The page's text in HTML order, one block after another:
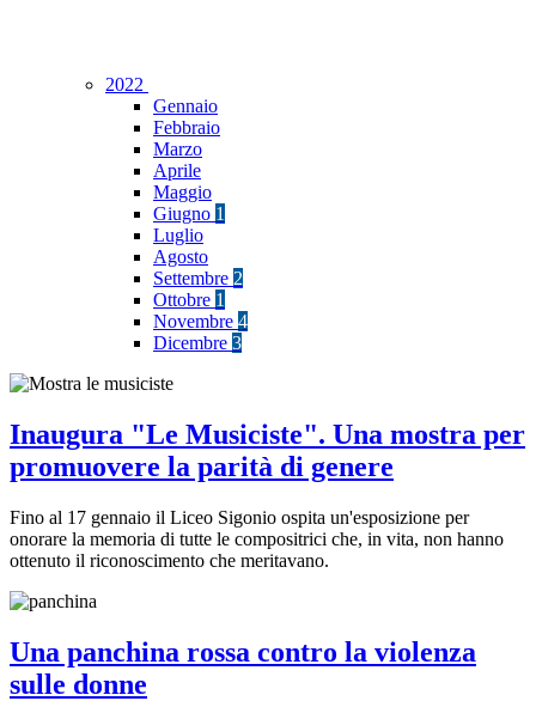
2022
Gennaio
Febbraio
Marzo
Aprile
Maggio
Giugno 1
Luglio
Agosto
Settembre 2
Ottobre 1
Novembre 4
Dicembre 3
Inaugura "Le Musiciste". Una mostra per
promuovere la parità di genere
Fino al 17 gennaio il Liceo Sigonio ospita un'esposizione per
onorare la memoria di tutte le compositrici che, in vita, non hanno
ottenuto il riconoscimento che meritavano.
Una panchina rossa contro la violenza
sulle donne